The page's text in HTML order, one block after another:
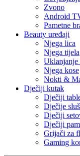
Zvono
Android
Pametne
Beauty uređaji
Njega lica
Njega tijela
Uklanjanje
Njega kose
Nokti &
Dječiji kutak
Dječiji
Dječije
Dječiji
Dječiji
Grijači za
Gaming